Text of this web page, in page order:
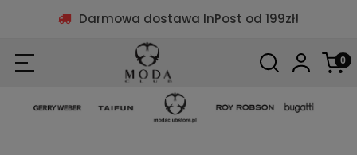
Darmowa dostawa InPost od 199zł!